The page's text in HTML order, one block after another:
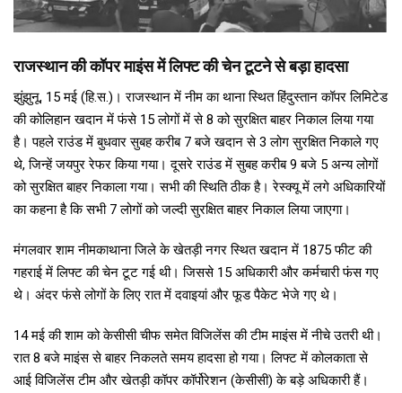
राजस्थान की कॉपर माइंस में लिफ्ट की चेन टूटने से बड़ा हादसा
झुंझुनू, 15 मई (हि.स.)। राजस्थान में नीम का थाना स्थित हिंदुस्तान कॉपर लिमिटेड
की कोलिहान खदान में फंसे 15 लोगों में से 8 को सुरक्षित बाहर निकाल लिया गया
है। पहले राउंड में बुधवार सुबह करीब 7 बजे खदान से 3 लोग सुरक्षित निकाले गए
थे, जिन्हें जयपुर रेफर किया गया। दूसरे राउंड में सुबह करीब 9 बजे 5 अन्य लोगों
को सुरक्षित बाहर निकाला गया। सभी की स्थिति ठीक है। रेस्क्यू में लगे अधिकारियों
का कहना है कि सभी 7 लोगों को जल्दी सुरक्षित बाहर निकाल लिया जाएगा।
मंगलवार शाम नीमकाथाना जिले के खेतड़ी नगर स्थित खदान में 1875 फीट की
गहराई में लिफ्ट की चेन टूट गई थी। जिससे 15 अधिकारी और कर्मचारी फंस गए
थे। अंदर फंसे लोगों के लिए रात में दवाइयां और फूड पैकेट भेजे गए थे।
14 मई की शाम को केसीसी चीफ समेत विजिलेंस की टीम माइंस में नीचे उतरी थी।
रात 8 बजे माइंस से बाहर निकलते समय हादसा हो गया। लिफ्ट में कोलकाता से
आई विजिलेंस टीम और खेतड़ी कॉपर कॉर्पोरेशन (केसीसी) के बड़े अधिकारी हैं।